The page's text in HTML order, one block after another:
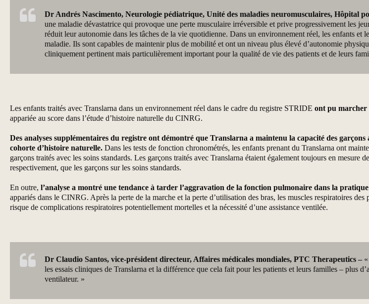
Dr Andrés Nascimento, Neurologie pédiatrique, Unité des maladies neuromusculaires, Hôpital
une maladie dévastatrice qui provoque une perte musculaire irréversible et prive progressivement les
réduit leur autonomie dans les tâches de la vie quotidienne. Dans un environnement réel, les enfants et
maladie. Ils sont capables de maintenir plus de mobilité et ont un niveau plus élevé d’autonomie
cliniquement pertinent mais particulièrement important pour la qualité de vie des patients et de leurs
Les enfants traités avec Translarna dans un environnement réel dans le cadre du registre STRIDE ont pu marcher
appariée au score dans l’étude d’histoire naturelle du CINRG.
Des analyses supplémentaires du registre ont démontré que Translarna a maintenu la capacité des
cohorte d’histoire naturelle. Dans les tests de fonction chronométrés, les enfants prenant du Translarna ont
garçons traités avec les soins standards. Les garçons traités avec Translarna étaient également toujours en mesure
respectivement, que les garçons sur les soins standards.
En outre, l’analyse a montré une tendance à tarder l’aggravation de la fonction pulmonaire dans la
appariés dans le CINRG. Après la perte de la marche et la perte d’utilisation des bras, les muscles respiratoires
risque de complications respiratoires potentiellement mortelles et la nécessité d’une assistance ventilée.
Dr Claudio Santos, vice-président directeur, Affaires médicales mondiales, PTC Therapeutics –
les essais cliniques de Translarna et la différence que cela fait pour les patients et leurs familles – plus
ventilateur. »